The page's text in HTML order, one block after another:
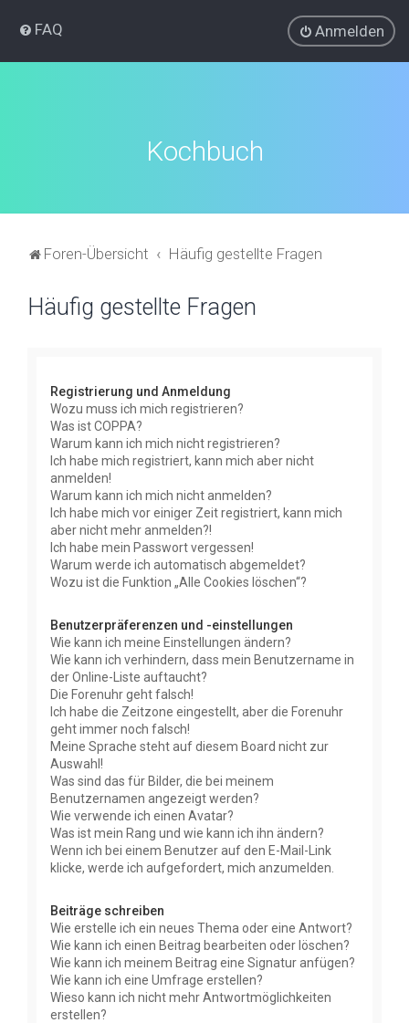
FAQ Anmelden
Kochbuch
Foren-Übersicht Häufig gestellte Fragen
Häufig gestellte Fragen
Registrierung und Anmeldung
Wozu muss ich mich registrieren?
Was ist COPPA?
Warum kann ich mich nicht registrieren?
Ich habe mich registriert, kann mich aber nicht
anmelden!
Warum kann ich mich nicht anmelden?
Ich habe mich vor einiger Zeit registriert, kann mich
aber nicht mehr anmelden?!
Ich habe mein Passwort vergessen!
Warum werde ich automatisch abgemeldet?
Wozu ist die Funktion „Alle Cookies löschen“?
Benutzerpräferenzen und -einstellungen
Wie kann ich meine Einstellungen ändern?
Wie kann ich verhindern, dass mein Benutzername in
der Online-Liste auftaucht?
Die Forenuhr geht falsch!
Ich habe die Zeitzone eingestellt, aber die Forenuhr
geht immer noch falsch!
Meine Sprache steht auf diesem Board nicht zur
Auswahl!
Was sind das für Bilder, die bei meinem
Benutzernamen angezeigt werden?
Wie verwende ich einen Avatar?
Was ist mein Rang und wie kann ich ihn ändern?
Wenn ich bei einem Benutzer auf den E-Mail-Link
klicke, werde ich aufgefordert, mich anzumelden.
Beiträge schreiben
Wie erstelle ich ein neues Thema oder eine Antwort?
Wie kann ich einen Beitrag bearbeiten oder löschen?
Wie kann ich meinem Beitrag eine Signatur anfügen?
Wie kann ich eine Umfrage erstellen?
Wieso kann ich nicht mehr Antwortmöglichkeiten
erstellen?